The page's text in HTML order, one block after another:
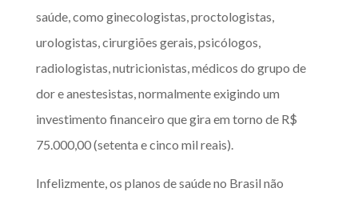
saúde, como ginecologistas, proctologistas,
urologistas, cirurgiões gerais, psicólogos,
radiologistas, nutricionistas, médicos do grupo de
dor e anestesistas, normalmente exigindo um
investimento financeiro que gira em torno de R$
75.000,00 (setenta e cinco mil reais).
Infelizmente, os planos de saúde no Brasil não